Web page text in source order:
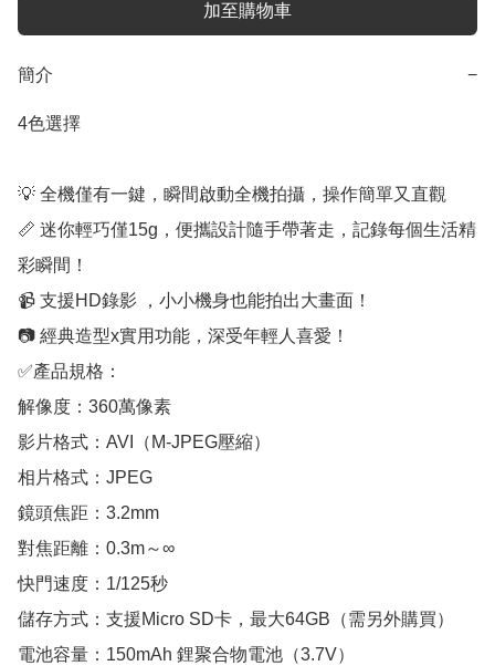
加至購物車
簡介 −
4色選擇
💡 全機僅有一鍵，瞬間啟動全機拍攝，操作簡單又直觀
📏 迷你輕巧僅15g，便攜設計隨手帶著走，記錄每個生活精
彩瞬間！
📹 支援HD錄影 ，小小機身也能拍出大畫面！
📷 經典造型x實用功能，深受年輕人喜愛！
✅產品規格：
解像度：360萬像素
影片格式：AVI（M-JPEG壓縮）
相片格式：JPEG
鏡頭焦距：3.2mm
對焦距離：0.3m～∞
快門速度：1/125秒
儲存方式：支援Micro SD卡，最大64GB（需另外購買）
電池容量：150mAh 鋰聚合物電池（3.7V）